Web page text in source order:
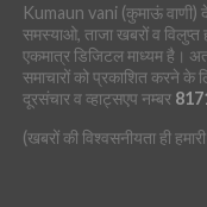
Kumaun vani (कुमाऊं वाणी)
समस्याओ, ताजा खबरों व विलुप्त
एकमात्र डिजिटल माध्यम है।
समाचारों को प्रकाशित करने के
दूरसंचार व व्हाट्सएप नम्बर
(खबरों की विश्वसनीयता ही